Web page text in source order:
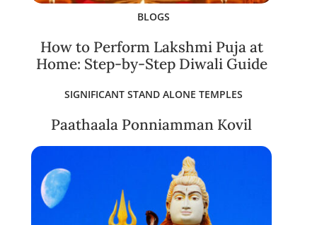
BLOGS
How to Perform Lakshmi Puja at
Home: Step-by-Step Diwali Guide
SIGNIFICANT STAND ALONE TEMPLES
Paathaala Ponniamman Kovil